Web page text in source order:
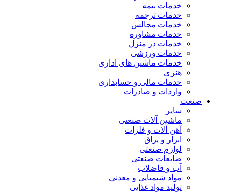
خدمات بیمه
خدمات ترجمه
خدمات مجالس
خدمات مشاوره
خدمات در منزل
خدمات ورزشی
خدمات ماشین های اداری
هنری
خدمات مالی و حسابداری
واردات و صادرات
صنعت
سایر
ماشین آلات صنعتی
آهن آلات و فلزات
ابزار و یراق
لوازم صنعتی
ضایعات صنعتی
آب و فاضلاب
مواد شیمیایی و معدنی
تولید مواد غذایی